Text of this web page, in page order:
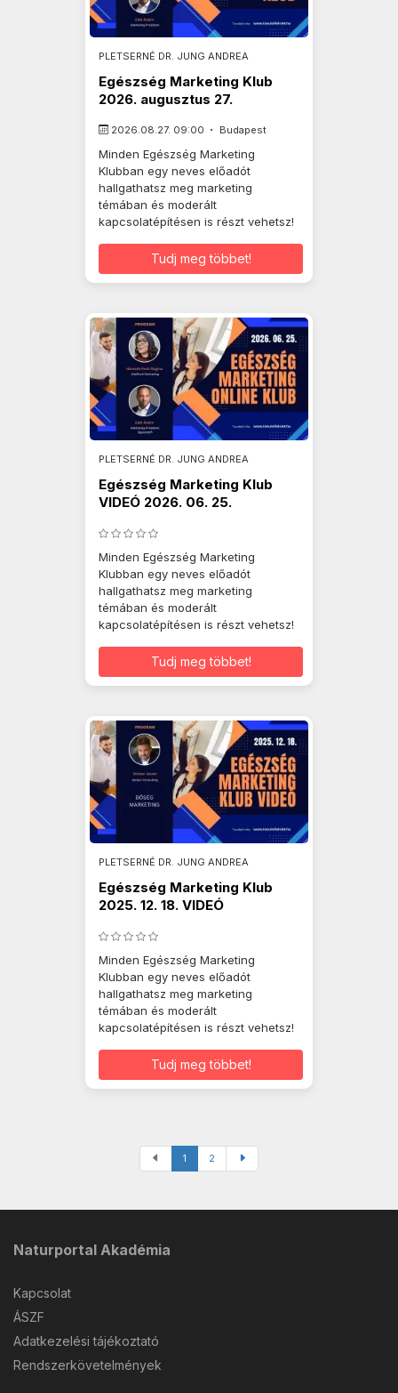
PLETSERNÉ DR. JUNG ANDREA
Egészség Marketing Klub
2026. augusztus 27.
2026.08.27. 09:00 Budapest
Minden Egészség Marketing
Klubban egy neves előadót
hallgathatsz meg marketing
témában és moderált
kapcsolatépítésen is részt vehetsz!
Tudj meg többet!
PLETSERNÉ DR. JUNG ANDREA
Egészség Marketing Klub
VIDEÓ 2026. 06. 25.
Minden Egészség Marketing
Klubban egy neves előadót
hallgathatsz meg marketing
témában és moderált
kapcsolatépítésen is részt vehetsz!
Tudj meg többet!
PLETSERNÉ DR. JUNG ANDREA
Egészség Marketing Klub
2025. 12. 18. VIDEÓ
Minden Egészség Marketing
Klubban egy neves előadót
hallgathatsz meg marketing
témában és moderált
kapcsolatépítésen is részt vehetsz!
Tudj meg többet!
1 2
Naturportal Akadémia
Kapcsolat
ÁSZF
Adatkezelési tájékoztató
Rendszerkövetelmények